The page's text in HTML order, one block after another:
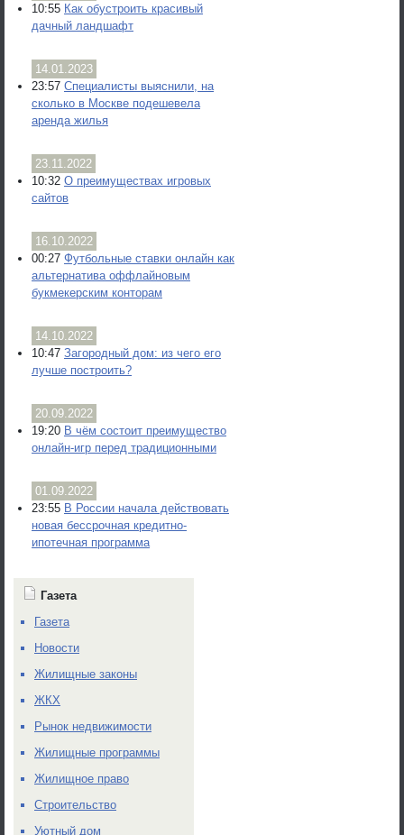
10:55 Как обустроить красивый
дачный ландшафт
14.01.2023
23:57 Специалисты выяснили, на
сколько в Москве подешевела
аренда жилья
23.11.2022
10:32 О преимуществах игровых
сайтов
16.10.2022
00:27 Футбольные ставки онлайн как
альтернатива оффлайновым
букмекерским конторам
14.10.2022
10:47 Загородный дом: из чего его
лучше построить?
20.09.2022
19:20 В чём состоит преимущество
онлайн-игр перед традиционными
01.09.2022
23:55 В России начала действовать
новая бессрочная кредитно-
ипотечная программа
Газета
Газета
Новости
Жилищные законы
ЖКХ
Рынок недвижимости
Жилищные программы
Жилищное право
Строительство
Уютный дом